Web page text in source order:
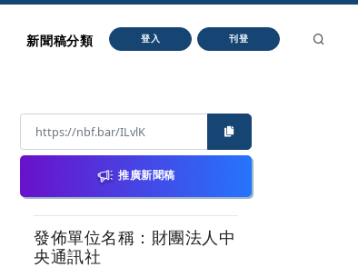
新聞稿分類 登入 刊登
推廣新聞稿
發佈單位名稱：財團法人中
央通訊社